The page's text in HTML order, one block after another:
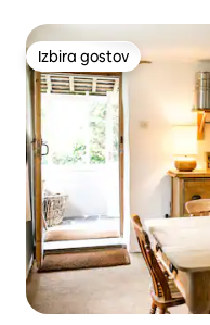
Izbira gostov
Izbira gostov